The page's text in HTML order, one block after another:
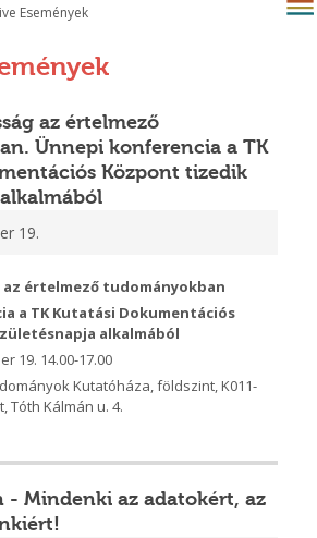
Események
az értelmező
Ünnepi konferencia a TK
Központ tizedik
19.
értelmező tudományokban
a TK Kutatási Dokumentációs
alkalmából
19. 14.00-17.00
Kutatóháza, földszint, K011-
Tóth Kálmán u. 4.
- Mindenki az adatokért, az